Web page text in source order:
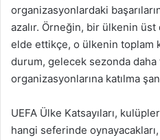
organizasyonlardaki
azalır. Örneğin, bir ülkenin
elde ettikçe, o ülkenin toplam
durum, gelecek sezonda daha
organizasyonlarına katılma
UEFA Ülke Katsayıları,
hangi seferinde